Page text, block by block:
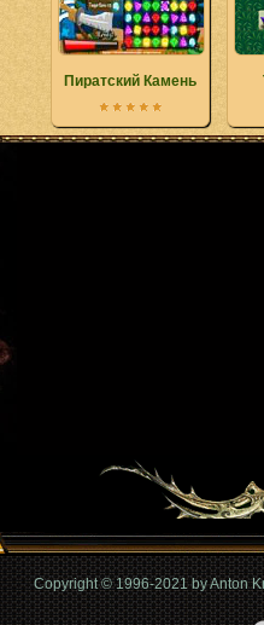
Пиратский Камень
Copyright © 1996-2021 by Anton